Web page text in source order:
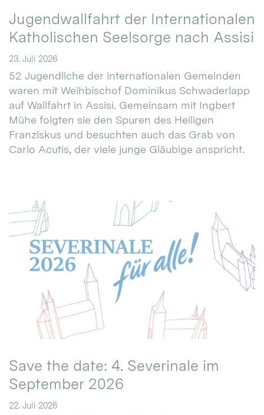
Jugendwallfahrt der Internationalen
Katholischen Seelsorge nach Assisi
23. Juli 2026
52 Jugendliche der internationalen Gemeinden
waren mit Weihbischof Dominikus Schwaderlapp
auf Wallfahrt in Assisi. Gemeinsam mit Ingbert
Mühe folgten sie den Spuren des Heiligen
Franziskus und besuchten auch das Grab von
Carlo Acutis, der viele junge Gläubige anspricht.
Save the date: 4. Severinale im
September 2026
22. Juli 2026